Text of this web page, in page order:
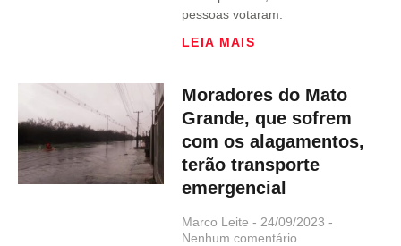
pessoas votaram.
LEIA MAIS
Moradores do Mato
Grande, que sofrem
com os alagamentos,
terão transporte
emergencial
Marco Leite
24/09/2023
Nenhum comentário